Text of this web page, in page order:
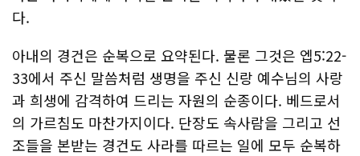
다.
아내의 경건은 순복으로 요약된다. 물론 그것은 엡5:22-
33에서 주신 말씀처럼 생명을 주신 신랑 예수님의 사랑
과 희생에 감격하여 드리는 자원의 순종이다. 베드로서
의 가르침도 마찬가지이다. 단장도 속사람을 그리고 선
조들을 본받는 경건도 사라를 따르는 일에 모두 순복하